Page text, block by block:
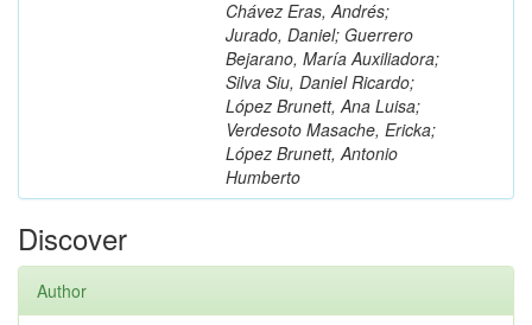
Chávez Eras, Andrés;
Jurado, Daniel; Guerrero
Bejarano, María Auxiliadora;
Silva Siu, Daniel Ricardo;
López Brunett, Ana Luisa;
Verdesoto Masache, Ericka;
López Brunett, Antonio
Humberto
Discover
Author